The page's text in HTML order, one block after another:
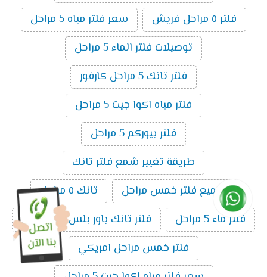
فلتر ٥ مراحل فريش
سعر فلتر مياه 5 مراحل
توصيلات فلتر الماء 5 مراحل
فلتر تانك 5 مراحل كارفور
فلتر مياه اكوا جيت 5 مراحل
فلتر بيوركم 5 مراحل
طريقة تغيير شمع فلتر تانك
تجميع فلتر خمس مراحل
تانك ٥ مراحل
فلتر ماء 5 مراحل
فلتر تانك باور بلس ال5 مراحل
فلتر خمس مراحل امريكي